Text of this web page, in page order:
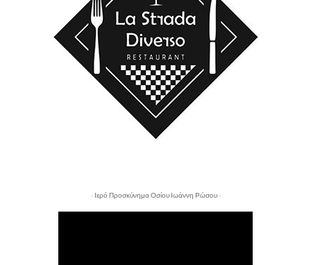
- Ιερό Προσκύνημα Οσίου Ιωάννη Ρώσου -